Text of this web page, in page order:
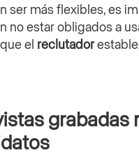
ser más flexibles, es
no estar obligados a
el reclutador